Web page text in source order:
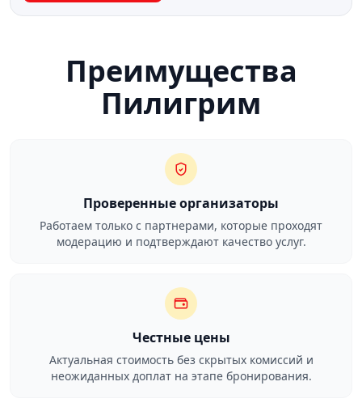
Преимущества
Пилигрим
Проверенные организаторы
Работаем только с партнерами, которые проходят
модерацию и подтверждают качество услуг.
Честные цены
Актуальная стоимость без скрытых комиссий и
неожиданных доплат на этапе бронирования.